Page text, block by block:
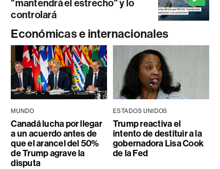
"mantendrá el estrecho" y lo
controlará
Económicas e internacionales
MUNDO
Canadá lucha por llegar
a un acuerdo antes de
que el arancel del 50%
de Trump agrave la
disputa
ESTADOS UNIDOS
Trump reactiva el
intento de destituir a la
gobernadora Lisa Cook
de la Fed